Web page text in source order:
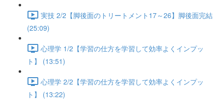
実技 2/2【脚後面のトリートメント17～26】脚後面完結
(25:09)
心理学 1/2【学習の仕方を学習して効率よくインプッ
ト】 (13:51)
心理学 2/2【学習の仕方を学習して効率よくインプッ
ト】 (13:22)